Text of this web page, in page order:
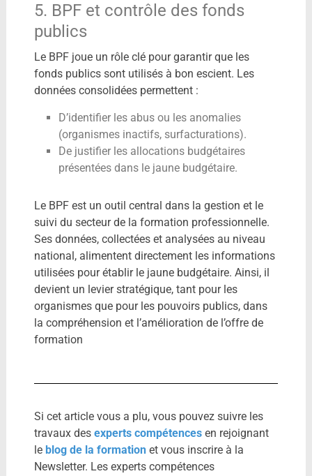
5. BPF et contrôle des fonds
publics
Le BPF joue un rôle clé pour garantir que les
fonds publics sont utilisés à bon escient. Les
données consolidées permettent :
D’identifier les abus ou les anomalies
(organismes inactifs, surfacturations).
De justifier les allocations budgétaires
présentées dans le jaune budgétaire.
Le BPF est un outil central dans la gestion et le
suivi du secteur de la formation professionnelle.
Ses données, collectées et analysées au niveau
national, alimentent directement les informations
utilisées pour établir le jaune budgétaire. Ainsi, il
devient un levier stratégique, tant pour les
organismes que pour les pouvoirs publics, dans
la compréhension et l’amélioration de l’offre de
formation
Si cet article vous a plu, vous pouvez suivre les
travaux des experts compétencesen rejoignant
le blog de la formation et vous inscrire à la
Newsletter. Les experts compétences